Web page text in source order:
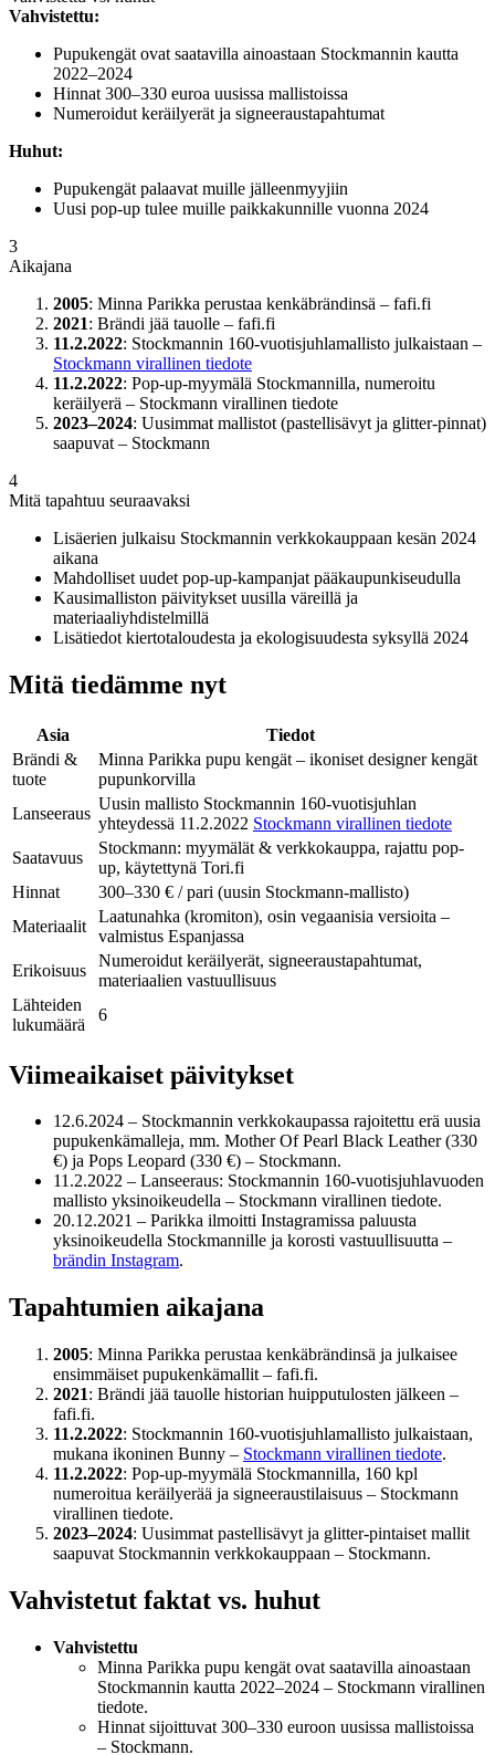
Vahvistettu:
Pupukengät ovat saatavilla ainoastaan Stockmannin kautta
2022–2024
Hinnat 300–330 euroa uusissa mallistoissa
Numeroidut keräilyerät ja signeeraustapahtumat
Huhut:
Pupukengät palaavat muille jälleenmyyjiin
Uusi pop-up tulee muille paikkakunnille vuonna 2024
3
Aikajana
2005: Minna Parikka perustaa kenkäbrändinsä – fafi.fi
2021: Brändi jää tauolle – fafi.fi
11.2.2022: Stockmannin 160-vuotisjuhlamallisto julkaistaan –
Stockmann virallinen tiedote
11.2.2022: Pop-up-myymälä Stockmannilla, numeroitu
keräilyerä – Stockmann virallinen tiedote
2023–2024: Uusimmat mallistot (pastellisävyt ja glitter-pinnat)
saapuvat – Stockmann
4
Mitä tapahtuu seuraavaksi
Lisäerien julkaisu Stockmannin verkkokauppaan kesän 2024
aikana
Mahdolliset uudet pop-up-kampanjat pääkaupunkiseudulla
Kausimalliston päivitykset uusilla väreillä ja
materiaaliyhdistelmillä
Lisätiedot kiertotaloudesta ja ekologisuudesta syksyllä 2024
Mitä tiedämme nyt
Asia
Tiedot
Brändi &
tuote
Minna Parikka pupu kengät – ikoniset designer kengät
pupunkorvilla
Lanseeraus
Uusin mallisto Stockmannin 160-vuotisjuhlan
yhteydessä 11.2.2022 Stockmann virallinen tiedote
Saatavuus
Stockmann: myymälät & verkkokauppa, rajattu pop-
up, käytettynä Tori.fi
Hinnat
300–330 € / pari (uusin Stockmann-mallisto)
Materiaalit
Laatunahka (kromiton), osin vegaanisia versioita –
valmistus Espanjassa
Erikoisuus
Numeroidut keräilyerät, signeeraustapahtumat,
materiaalien vastuullisuus
Lähteiden
lukumäärä
6
Viimeaikaiset päivitykset
12.6.2024 – Stockmannin verkkokaupassa rajoitettu erä uusia
pupukenkämalleja, mm. Mother Of Pearl Black Leather (330
€) ja Pops Leopard (330 €) – Stockmann.
11.2.2022 – Lanseeraus: Stockmannin 160-vuotisjuhlavuoden
mallisto yksinoikeudella – Stockmann virallinen tiedote.
20.12.2021 – Parikka ilmoitti Instagramissa paluusta
yksinoikeudella Stockmannille ja korosti vastuullisuutta –
brändin Instagram.
Tapahtumien aikajana
2005: Minna Parikka perustaa kenkäbrändinsä ja julkaisee
ensimmäiset pupukenkämallit – fafi.fi.
2021: Brändi jää tauolle historian huipputulosten jälkeen –
fafi.fi.
11.2.2022: Stockmannin 160-vuotisjuhlamallisto julkaistaan,
mukana ikoninen Bunny – Stockmann virallinen tiedote.
11.2.2022: Pop-up-myymälä Stockmannilla, 160 kpl
numeroitua keräilyerää ja signeeraustilaisuus – Stockmann
virallinen tiedote.
2023–2024: Uusimmat pastellisävyt ja glitter-pintaiset mallit
saapuvat Stockmannin verkkokauppaan – Stockmann.
Vahvistetut faktat vs. huhut
Vahvistettu
Minna Parikka pupu kengät ovat saatavilla ainoastaan
Stockmannin kautta 2022–2024 – Stockmann virallinen
tiedote.
Hinnat sijoittuvat 300–330 euroon uusissa mallistoissa
– Stockmann.